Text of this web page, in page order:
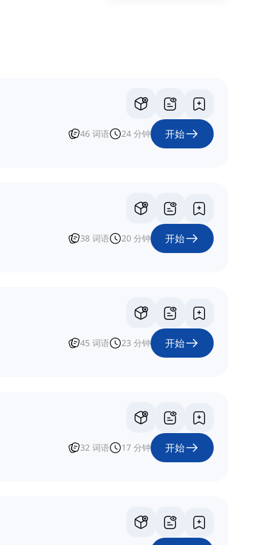
46 词语 24 分钟 开始
38 词语 20 分钟 开始
45 词语 23 分钟 开始
32 词语 17 分钟 开始